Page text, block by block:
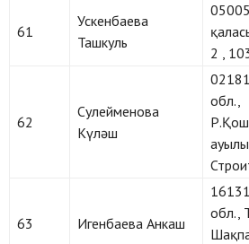
61
Ускенбаева
Ташкуль
2 ,
62
Сулейменова
Күләш
обл.,
63 Игенбаева Анкаш
обл.,